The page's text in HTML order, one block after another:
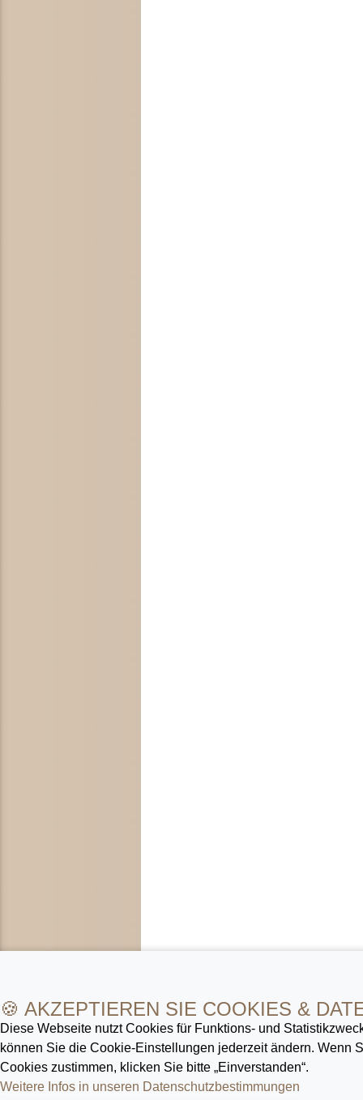
🍪 AKZEPTIEREN SIE COOKIES &
Diese Webseite nutzt Cookies für Funktions- und
können Sie die Cookie-Ein­stellungen jederzeit ändern. Wenn
Cookies zustimmen, klicken Sie bitte „Einverstanden“.
Weitere Infos in unseren Datenschutz­bestimmungen